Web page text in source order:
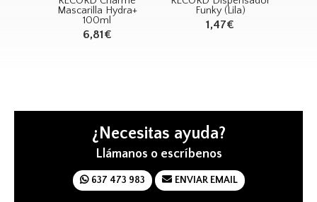
Mascarilla Hydra+
Funky (Lila)
¿Necesitas ayuda?
Llámanos o escríbenos
637 473 983 ENVIAR EMAIL